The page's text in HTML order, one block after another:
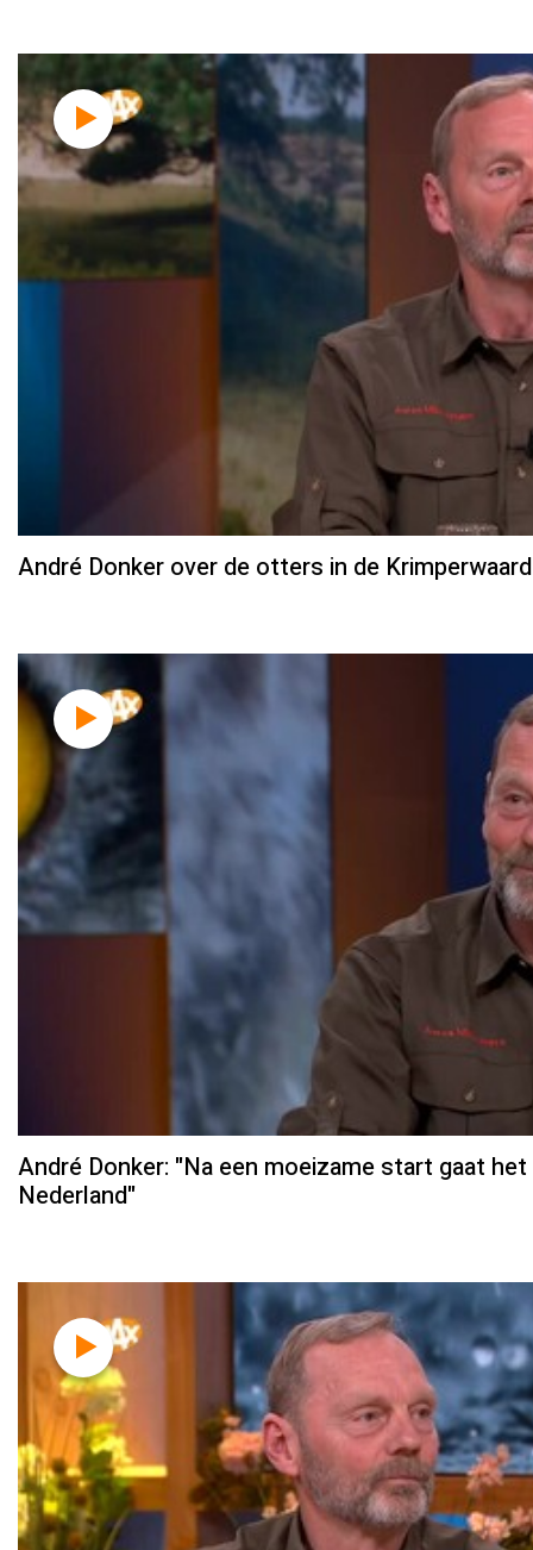
André Donker over de otters in de Krimperwaard
André Donker: "Na een moeizame start gaat
Nederland"